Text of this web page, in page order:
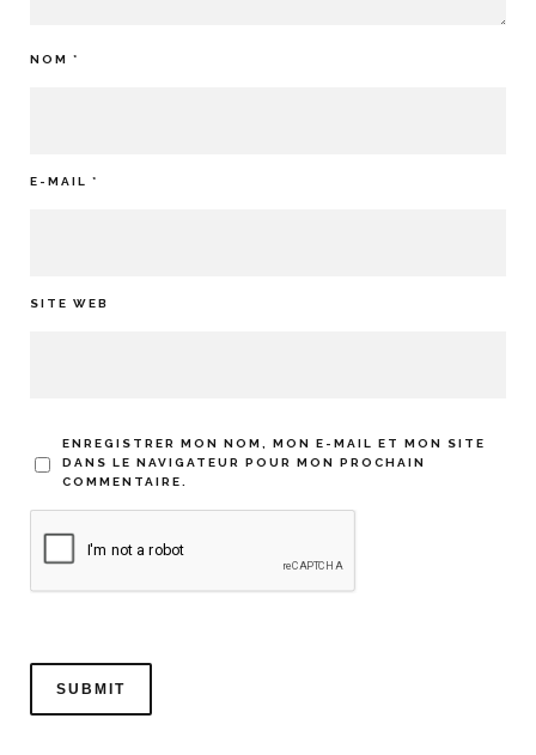
NOM *
E-MAIL *
SITE WEB
ENREGISTRER MON NOM, MON E-MAIL ET MON SITE
DANS LE NAVIGATEUR POUR MON PROCHAIN
COMMENTAIRE.